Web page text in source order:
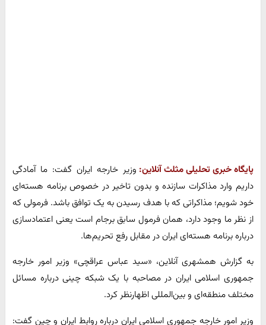
پایگاه خبری تحلیلی مثلث آنلاین: وزیر خارجه ایران گفت: ما آمادگی
داریم وارد مذاکرات سازنده و بدون تاخیر در خصوص برنامه‌ هسته‌ای
خود شویم؛ مذاکراتی که با هدف رسیدن به یک توافق باشد. فرمولی که
از نظر ما وجود دارد، همان فرمول سابق برجام است یعنی اعتمادسازی
درباره برنامه هسته‌ای ایران در مقابل رفع تحریم‌ها.
به گزارش همشهری آنلاین، «سید عباس عراقچی» وزیر امور خارجه
جمهوری اسلامی ایران در مصاحبه با یک شبکه چینی درباره مسائل
مختلف منطقه‌ای و بین‌المللی اظهارنظر کرد.
وزیر امور خارجه جمهوری اسلامی ایران درباره روابط ایران و چین گفت: